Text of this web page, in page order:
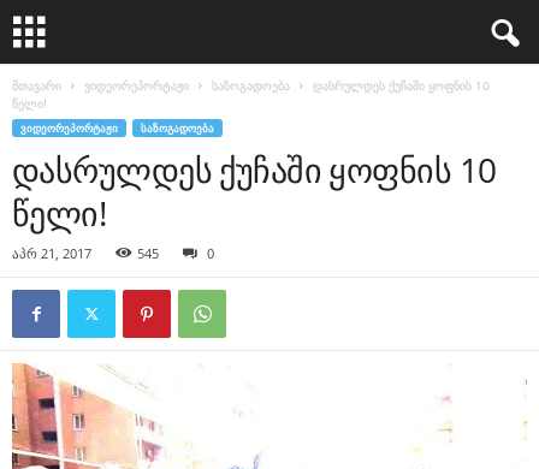
მთავარი ვიდეორეპორტაჟი საზოგადოება
დასრულდეს ქუჩაში ყოფნის 10
წელი!
ᲕᲘᲓᲔᲝᲠᲔᲞᲝᲠᲢᲐᲟᲘ ᲡᲐᲖᲝᲒᲐᲓᲝᲔᲑᲐ
დასრულდეს ქუჩაში ყოფნის 10
წელი!
აპრ 21, 2017 545 0